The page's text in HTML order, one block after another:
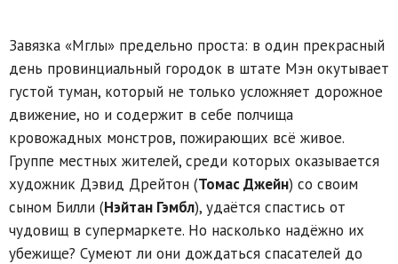
Завязка «Мглы» предельно проста: в один прекрасный
день провинциальный городок в штате Мэн окутывает
густой туман, который не только усложняет дорожное
движение, но и содержит в себе полчища
кровожадных монстров, пожирающих всё живое.
Группе местных жителей, среди которых оказывается
художник Дэвид Дрейтон (Томас Джейн) со своим
сыном Билли (Нэйтан Гэмбл), удаётся спастись от
чудовищ в супермаркете. Но насколько надёжно их
убежище? Сумеют ли они дождаться спасателей до